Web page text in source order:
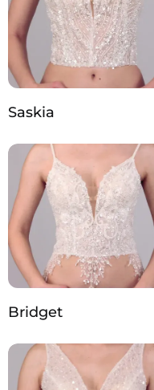
Saskia
Bridget